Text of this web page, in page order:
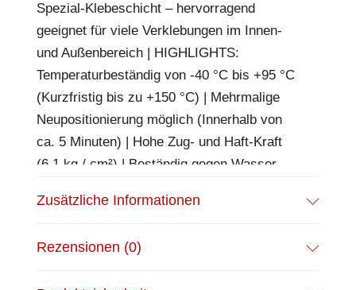
Spezial-Klebeschicht – hervorragend
geeignet für viele Verklebungen im Innen-
und Außenbereich | HIGHLIGHTS:
Temperaturbeständig von -40 °C bis +95 °C
(Kurzfristig bis zu +150 °C) | Mehrmalige
Neupositionierung möglich (Innerhalb von
ca. 5 Minuten) | Hohe Zug- und Haft-Kraft
(6,1 kg / cm²) | Beständig gegen Wasser,
Dauerelastisch (Bruchdehnung: 220 %) |
(Geschlossene Zellstruktur) | Klebefläche
Zusätzliche Informationen
Rezensionen (0)